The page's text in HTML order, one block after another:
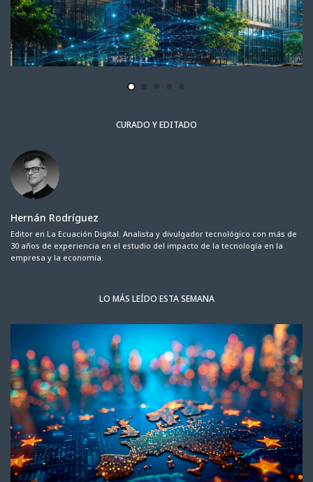
CURADO Y EDITADO
Hernán Rodríguez
Editor en La Ecuación Digital. Analista y divulgador tecnológico con más de
30 años de experiencia en el estudio del impacto de la tecnología en la
empresa y la economía.
LO MÁS LEÍDO ESTA SEMANA